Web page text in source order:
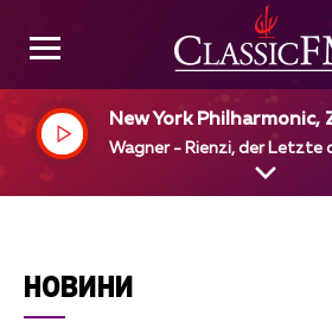
New York
Wagner - Rienzi, der
НОВИНИ